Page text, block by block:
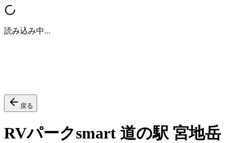
読み込み中...
戻る
RVパークsmart 道の駅 宮地岳